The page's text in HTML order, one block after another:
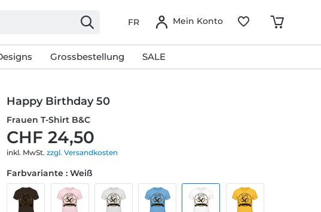
FR Mein Konto
Grossbestellung SALE
Happy Birthday 50
Frauen T-Shirt B&C
CHF 24,50
inkl. MwSt.zzgl. Versandkosten
Farbvariante : Weiß